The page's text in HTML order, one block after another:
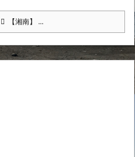
【湘南】 ...